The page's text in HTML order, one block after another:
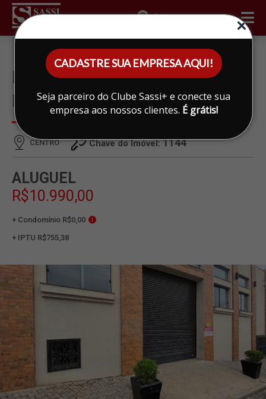
CADASTRE SUA EMPRESA AQUI!
Seja parceiro do Clube Sassi+ e conecte sua
empresa aos nossos clientes. É grátis!
ÁREA DO CLIENTE
BARRACÃO PARA ALUGAR
EM CENTRO, LIMEIRA
CENTRO Chave do Imóvel:1144
ALUGUEL
R$10.990,00
+ Condomínio R$0,00 i
+ IPTU R$755,38